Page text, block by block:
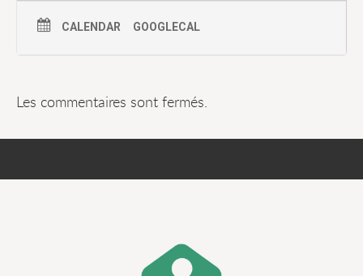
CALENDAR GOOGLECAL
Les commentaires sont fermés.